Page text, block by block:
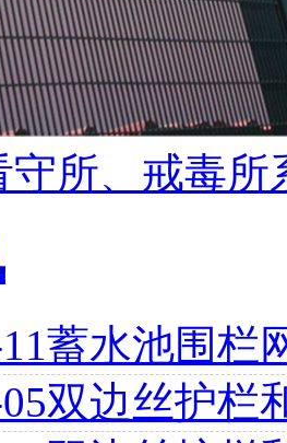
守所、戒毒所
蓄水池围栏
双边丝护栏